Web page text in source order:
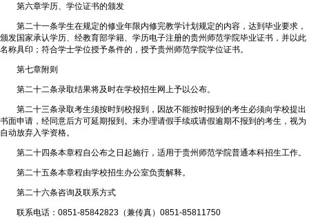
第六章学历、学位证书的颁发
第二十一条学生在规定的修业年限内修完教学计划规定的内容，达到毕业要求，
颁发国家承认学历、经教育部学籍、学历电子注册的贵州师范学院毕业证书，并以此
名称具印；符合学士学位授予条件的，授予贵州师范学院学位证书。
第七章附则
第二十二条录取结果将及时在学校招生网上予以公布。
第二十三条录取考生须按时到校报到，因故不能按时报到的考生必须向学校提出
书面申请，经同意后方可延期报到。未办理请假手续或请假逾期不报到的考生，视为
自动放弃入学资格。
第二十四条本章程自公布之日起施行，适用于贵州师范学院普通本科招生工作。
第二十五条本章程由学校招生办公室负责解释。
第二十六条咨询及联系方式
联系电话：0851-85842823（兼传真）0851-85811750